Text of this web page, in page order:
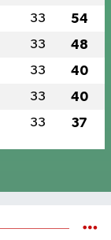
33 54
33 48
33 40
33 40
33 37